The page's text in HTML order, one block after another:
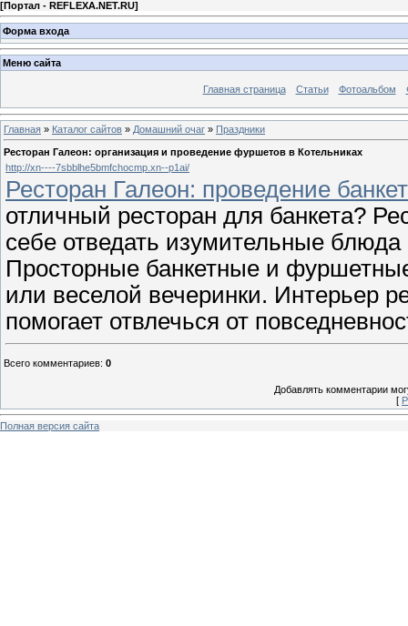
[Портал - REFLEXA.NET.RU]
Форма входа
Меню сайта
Главная страница Статьи Фотоальбом
Главная » Каталог сайтов » Домашний очаг » Праздники
Ресторан Галеон: организация и проведение фуршетов в Котельниках
http://xn----7sbblhe5bmfchocmp.xn--p1ai/
Ресторан Галеон: проведение
отличный ресторан для банкета?
себе отведать изумительные блюда
Просторные банкетные и
или веселой вечеринки. Интерьер
помогает отвлечься от
Всего комментариев: 0
Добавлять комментарии
[
Полная версия сайта